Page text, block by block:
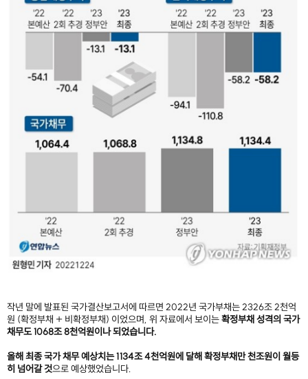
작년 말에 발표된 국가결산보고서에 따르면 2022년 국가부채는 2326조 2천억
원 (확정부채 + 비확정부채) 이었으며, 위 자료에서 보이는확정부채 성격의 국가
채무도 1068조 8천억원이나 되었습니다.
올해 최종 국가 채무 예상치는 1134조 4천억원에 달해 확정부채만 천조원이 월등
히 넘어갈 것으로 예상했었습니다.